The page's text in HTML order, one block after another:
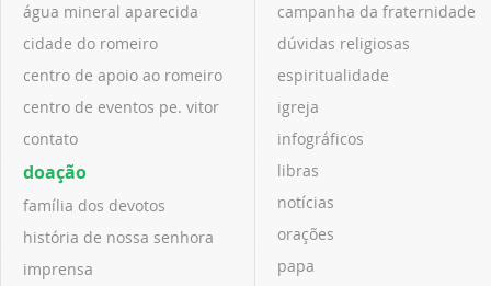
água mineral aparecida
cidade do romeiro
centro de apoio ao romeiro
centro de eventos pe. vitor
contato
doação
família dos devotos
história de nossa senhora
imprensa
campanha da fraternidade
dúvidas religiosas
espiritualidade
igreja
infográficos
libras
notícias
orações
papa